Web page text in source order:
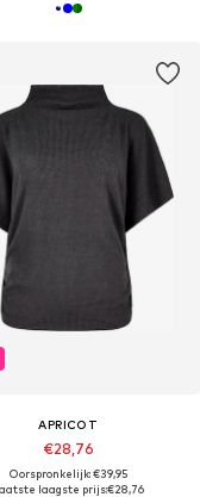
APRICOT
€28,76
Oorspronkelijk: €39,95
laagste prijs:€28,76